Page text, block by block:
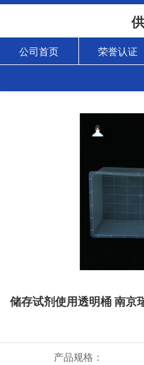
公司首页 荣誉认证
储存试剂使用透明桶 南京
产品规格：